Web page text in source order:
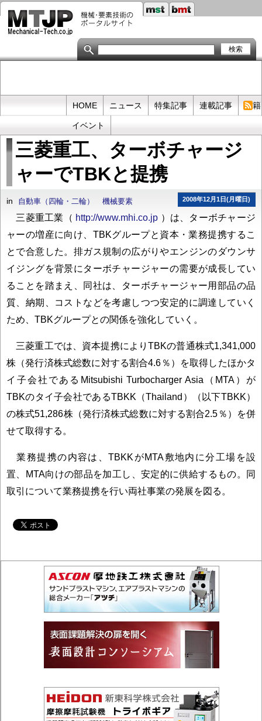
メ
イ
テ
HOME ニュース 特集記事 連載記事 書
イベント
三菱重工、ターボチャージ
ャーでTBKと提携
2008年12月1日(月曜日)
in 自動車（四輪・二輪） 機械要素
三菱重工業（ http://www.mhi.co.jp ）は、ターボチャージ
ャーの増産に向け、TBKグループと資本・業務提携するこ
とで合意した。排ガス規制の広がりやエンジンのダウンサ
イジングを背景にターボチャージャーの需要が成長してい
ることを踏まえ、同社は、ターボチャージャー用部品の品
質、納期、コストなどを考慮しつつ安定的に調達していく
ため、TBKグループとの関係を強化していく。
三菱重工では、資本提携によりTBKの普通株式1,341,000
株（発行済株式総数に対する割合4.6％）を取得したほかタ
イ子会社であるMitsubishi Turbocharger Asia（MTA）が
TBKのタイ子会社であるTBKK（Thailand）（以下TBKK）
の株式51,286株（発行済株式総数に対する割合2.5％）を併
せて取得する。
業務提携の内容は、TBKKがMTA敷地内に分工場を設
置、MTA向けの部品を加工し、安定的に供給するもの。同
取引について業務提携を行い両社事業の発展を図る。